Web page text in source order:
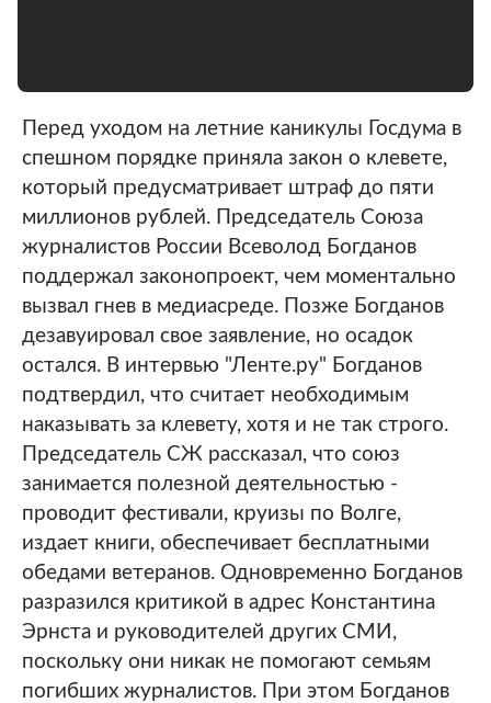
Перед уходом на летние каникулы Госдума в
спешном порядке приняла закон о клевете,
который предусматривает штраф до пяти
миллионов рублей. Председатель Союза
журналистов России Всеволод Богданов
поддержал законопроект, чем моментально
вызвал гнев в медиасреде. Позже Богданов
дезавуировал свое заявление, но осадок
остался. В интервью "Ленте.ру" Богданов
подтвердил, что считает необходимым
наказывать за клевету, хотя и не так строго.
Председатель СЖ рассказал, что союз
занимается полезной деятельностью -
проводит фестивали, круизы по Волге,
издает книги, обеспечивает бесплатными
обедами ветеранов. Одновременно Богданов
разразился критикой в адрес Константина
Эрнста и руководителей других СМИ,
поскольку они никак не помогают семьям
погибших журналистов. При этом Богданов